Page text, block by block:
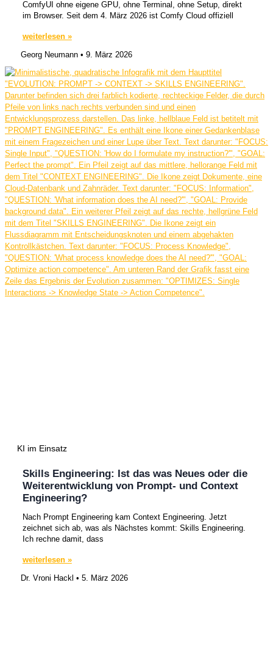
ComfyUI ohne eigene GPU, ohne Terminal, ohne Setup, direkt
im Browser. Seit dem 4. März 2026 ist Comfy Cloud offiziell
weiterlesen »
Georg Neumann
9. März 2026
KI im Einsatz
Skills Engineering: Ist das was Neues oder die
Weiterentwicklung von Prompt- und Context
Engineering?
Nach Prompt Engineering kam Context Engineering. Jetzt
zeichnet sich ab, was als Nächstes kommt: Skills Engineering.
Ich rechne damit, dass
weiterlesen »
Dr. Vroni Hackl
5. März 2026